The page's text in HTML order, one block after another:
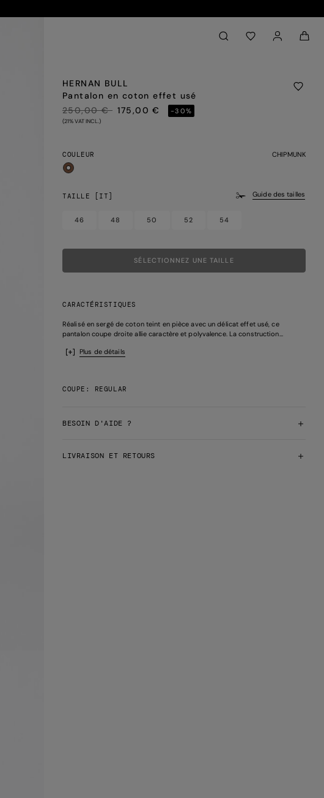
Back to My Account
HERNAN BULL
Pantalon en coton effet usé
PRIX RÉDUIT DE
250,00 €À175,00 € -30%
(21% VAT INCL.)
COULEUR CHIPMUNK
TAILLE [IT] Guide des tailles
46 48 50 52 54
SÉLECTIONNEZ UNE TAILLE
CARACTÉRISTIQUES
Réalisé en sergé de coton teint en pièce avec un délicat effet usé, ce
pantalon coupe droite allie caractère et polyvalence. La construction...
Plus de détails
COUPE: REGULAR
BESOIN D'AIDE ?
LIVRAISON ET RETOURS